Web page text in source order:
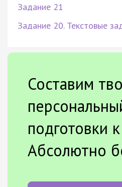
Задание 21
Задание 20. Текстовые
Составим
подготовки
Абсолютно